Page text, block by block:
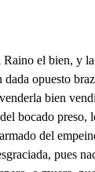
no con menos será nuestro agravio satisfecho. Plomo este cañón encierra, que compelido del fuego de mis entrañas, dará venganza a mis pensamientos. La roja caliente sangre derramada, considero esmalte de esta cuchilla, gravazón de sus extremos. Tantas puertas a la vida le pienso abrir en el pecho, que queriendo entrar la muerte, y ella salir, todo a un tiempo, indeterminables hagan crítico, y dudoso encuentro. Y palpitando por todas, el vital hilorompiendo, igualmente se reduzgan muerte, y vida a un soplo mismo. Tanto me agradan tus bríos, que si no te conociera sangre mía, lo creyera en lo que parecen míos. A Y advertido